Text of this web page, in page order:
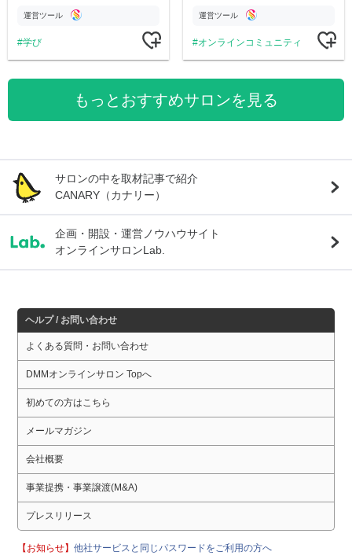
す運営ツール
学び
公開。
運営ツール
オンラインコミュニティ
もっとおすすめサロンを見る
サロンの中を取材記事で紹介
CANARY（カナリー）
企画・開設・運営ノウハウサイト
オンラインサロンLab.
ヘルプ / お問い合わせ
よくある質問・お問い合わせ
DMMオンラインサロン Topへ
初めての方はこちら
メールマガジン
会社概要
事業提携・事業譲渡(M&A)
プレスリリース
【お知らせ】他社サービスと同じパスワードをご利用の方へ